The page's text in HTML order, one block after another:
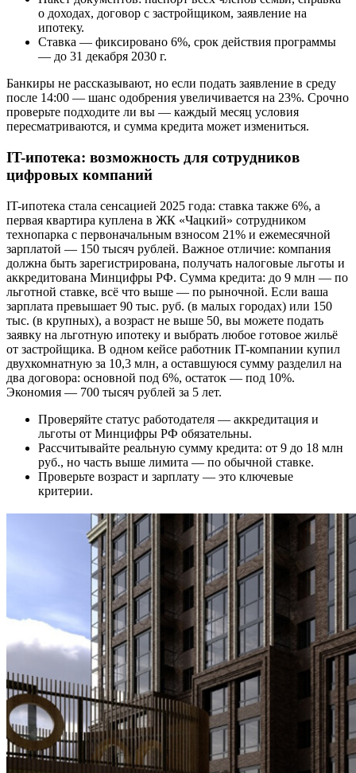
о доходах, договор с застройщиком, заявление на
ипотеку.
Ставка ― фиксировано 6%, срок действия программы
— до 31 декабря 2030 г.
Банкиры не рассказывают, но если подать заявление в среду
после 14:00 — шанс одобрения увеличивается на 23%. Срочно
проверьте подходите ли вы ― каждый месяц условия
пересматриваются, и сумма кредита может измениться.
IT-ипотека: возможность для сотрудников
цифровых компаний
IT-ипотека стала сенсацией 2025 года: ставка также 6%, а
первая квартира куплена в ЖК «Чацкий» сотрудником
технопарка с первоначальным взносом 21% и ежемесячной
зарплатой — 150 тысяч рублей. Важное отличие: компания
должна быть зарегистрирована, получать налоговые льготы и
аккредитована Минцифры РФ. Сумма кредита: до 9 млн ― по
льготной ставке, всё что выше — по рыночной. Если ваша
зарплата превышает 90 тыс. руб. (в малых городах) или 150
тыс. (в крупных), а возраст не выше 50, вы можете подать
заявку на льготную ипотеку и выбрать любое готовое жильё
от застройщика. В одном кейсе работник IT-компании купил
двухкомнатную за 10,3 млн, а оставшуюся сумму разделил на
два договора: основной под 6%, остаток — под 10%.
Экономия ― 700 тысяч рублей за 5 лет.
Проверяйте статус работодателя ― аккредитация и
льготы от Минцифры РФ обязательны.
Рассчитывайте реальную сумму кредита: от 9 до 18 млн
руб., но часть выше лимита — по обычной ставке.
Проверьте возраст и зарплату ― это ключевые
критерии.